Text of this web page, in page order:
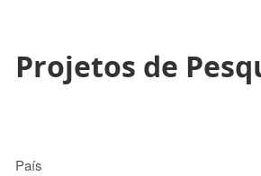
Projetos de
País